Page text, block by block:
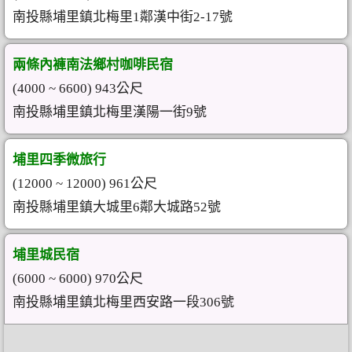
南投縣埔里鎮北梅里1鄰漢中街2-17號
兩條內褲南法鄉村咖啡民宿
(4000 ~ 6600) 943公尺
南投縣埔里鎮北梅里漢陽一街9號
埔里四季微旅行
(12000 ~ 12000) 961公尺
南投縣埔里鎮大城里6鄰大城路52號
埔里城民宿
(6000 ~ 6000) 970公尺
南投縣埔里鎮北梅里西安路一段306號